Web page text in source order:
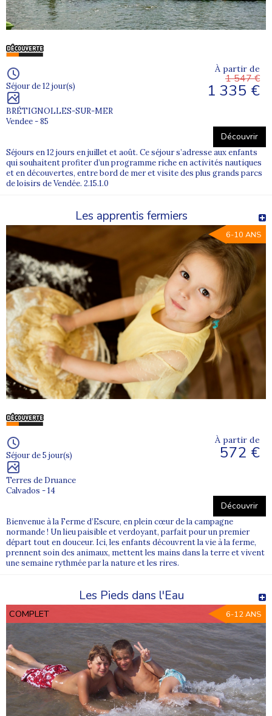
Séjour de 12 jour(s)
BRÉTIGNOLLES-SUR-MER
Vendee - 85
À partir de
1 547 €
1 335 €
Découvrir
Séjours en 12 jours en juillet et août. Ce séjour s’adresse aux enfants
qui souhaitent profiter d’un programme riche en activités nautiques
et en découvertes, entre bord de mer et visite des plus grands parcs
de loisirs de Vendée. 2.15.1.0
Les apprentis fermiers
6-10 ANS
Séjour de 5 jour(s)
Terres de Druance
Calvados - 14
À partir de
572 €
Découvrir
Bienvenue à la Ferme d’Escure, en plein cœur de la campagne
normande ! Un lieu paisible et verdoyant, parfait pour un premier
départ tout en douceur. Ici, les enfants découvrent la vie à la ferme,
prennent soin des animaux, mettent les mains dans la terre et vivent
une semaine rythmée par la nature et les rires.
Les Pieds dans l'Eau
COMPLET 6-12 ANS